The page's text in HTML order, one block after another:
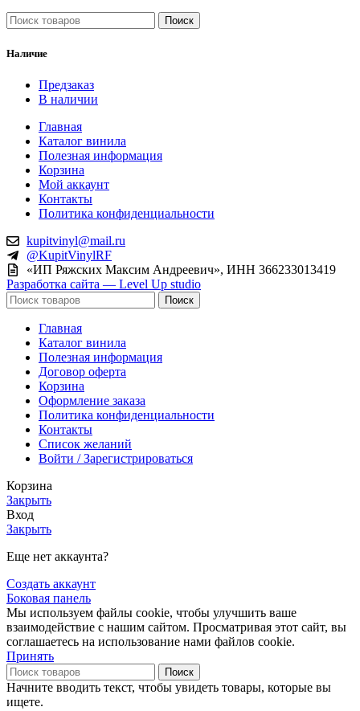
Поиск
Наличие
Предзаказ
В наличии
Главная
Каталог винила
Полезная информация
Корзина
Мой аккаунт
Контакты
Политика конфиденциальности
kupitvinyl@mail.ru
@KupitVinylRF
«ИП Ряжских Максим Андреевич», ИНН 366233013419
Разработка сайта — Level Up studio
Поиск
Главная
Каталог винила
Полезная информация
Договор оферта
Корзина
Оформление заказа
Политика конфиденциальности
Контакты
Список желаний
Войти / Зарегистрироваться
Корзина
Закрыть
Вход
Закрыть
Еще нет аккаунта?
Создать аккаунт
Боковая панель
Мы используем файлы cookie, чтобы улучшить ваше
взаимодействие с нашим сайтом. Просматривая этот сайт, вы
соглашаетесь на использование нами файлов cookie.
Принять
Поиск
Начните вводить текст, чтобы увидеть товары, которые вы
ищете.